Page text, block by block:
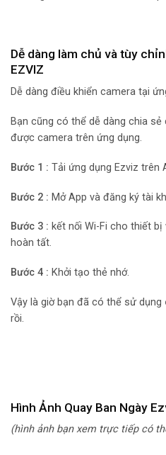
Dễ dàng làm chủ và tùy
EZVIZ
Dễ dàng điều khiển camera tại
Bạn cũng có thể dễ dàng chia
được camera trên ứng dụng.
Bước 1 : Tải ứng dụng Ezviz trên
Bước 2 : Mở App và đăng ký tài
Bước 3 : kết nối Wi-Fi cho thiết
hoàn tất.
Bước 4 : Khởi tạo thẻ nhớ.
Vậy là giờ bạn đã có thể sử dụng
rồi.
Hình Ảnh Quay Ban Ngày
(hình ảnh bạn xem trực tiếp có